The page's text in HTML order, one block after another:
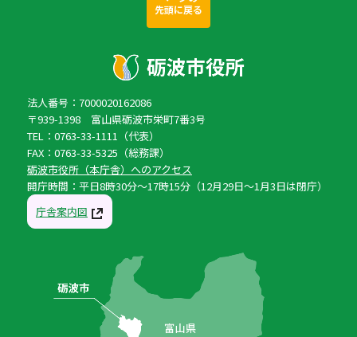
先頭に戻る
法人番号：7000020162086
〒939-1398 富山県砺波市栄町7番3号
TEL：0763-33-1111（代表）
FAX：0763-33-5325（総務課）
砺波市役所（本庁舎）へのアクセス
開庁時間：平日8時30分〜17時15分（12月29日〜1月3日は閉庁）
庁舎案内図